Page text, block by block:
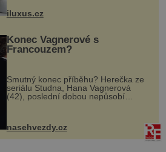
dnes umož...
iluxus.cz
Konec Vagnerové s
Francouzem?
Smutný konec příběhu? Herečka ze
seriálu Studna, Hana Vagnerová
(42), poslední dobou nepůsobí
nasehvezdy.cz